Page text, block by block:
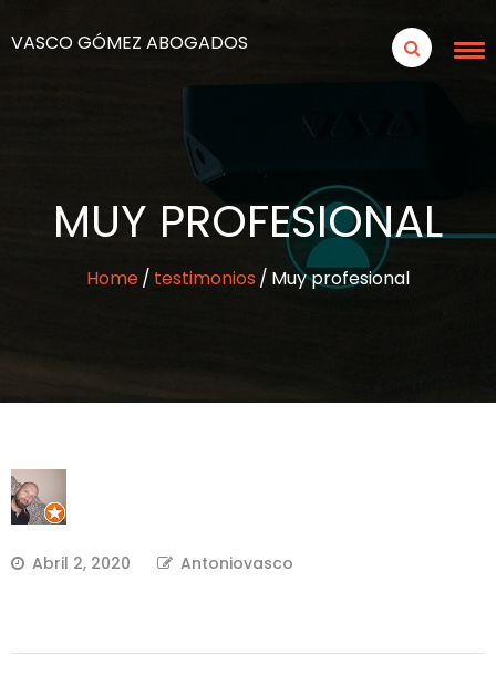
VASCO GÓMEZ ABOGADOS
MUY PROFESIONAL
Home testimonios Muy profesional
Abril 2, 2020 Antoniovasco